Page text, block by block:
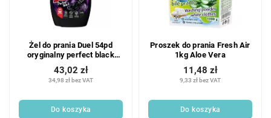
Żel do prania Duel 54pd
oryginalny perfect black
2450ml
34,98 zł bez VAT
43,02 zł
Do koszyka
Proszek do prania Fresh Air
1kg Aloe Vera
9,33 zł bez VAT
11,48 zł
Do koszyka